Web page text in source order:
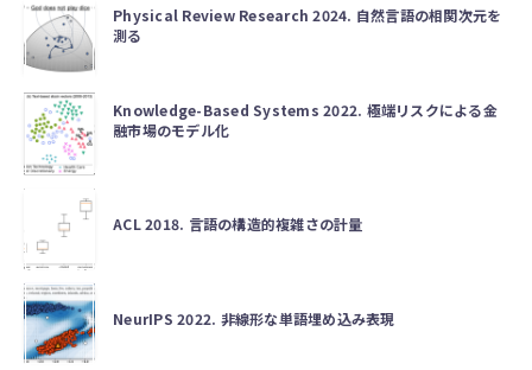
Physical Review Research 2024. 自然言語の相関次元を
測る
Knowledge-Based Systems 2022. 極端リスクによる金
融市場のモデル化
ACL 2018. 言語の構造的複雑さの計量
NeurIPS 2022. 非線形な単語埋め込み表現